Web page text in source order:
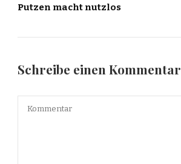
Putzen macht nutzlos
Schreibe einen Kommentar